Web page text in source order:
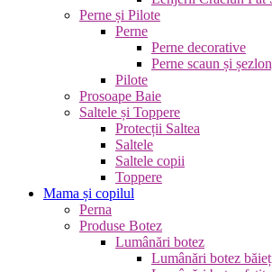
Perne și Pilote
Perne
Perne decorative
Perne scaun și
Pilote
Prosoape Baie
Saltele și Toppere
Protecții Saltea
Saltele
Saltele copii
Toppere
Mama și copilul
Perna
Produse Botez
Lumânări botez
Lumânări botez